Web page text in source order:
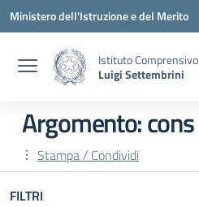
Vai ai contenuti
Vai al menu di navigazione
Vai al footer
Ministero dell'Istruzione e del Merito
Istituto Comprensivo
Luigi Settembrini
Argomento: cons
Stampa / Condividi
FILTRI